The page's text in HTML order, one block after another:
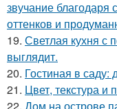
звучание
оттенков и
19. Светлая кухня с
выглядит.
20. Гостиная в
21. Цвет, текстура и